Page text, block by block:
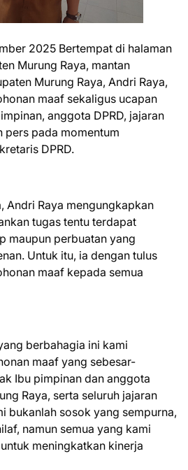
2025 Bertempat di halaman
Murung Raya, mantan
Murung Raya, Andri Raya,
maaf sekaligus ucapan
anggota DPRD, jajaran
pers pada momentum
DPRD.
Andri Raya mengungkapkan
tugas tentu terdapat
maupun perbuatan yang
Untuk itu, ia dengan tulus
maaf kepada semua
berbahagia ini kami
maaf yang sebesar-
Ibu pimpinan dan anggota
Raya, serta seluruh jajaran
bukanlah sosok yang sempurna,
namun semua yang kami
meningkatkan kinerja